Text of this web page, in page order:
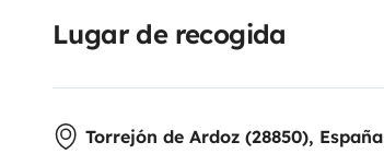
Lugar de recogida
Torrejón de Ardoz (28850), España